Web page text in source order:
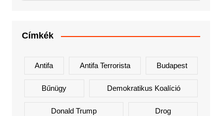
Címkék
Antifa Antifa Terrorista Budapest
Bűnügy Demokratikus Koalíció
Donald Trump Drog